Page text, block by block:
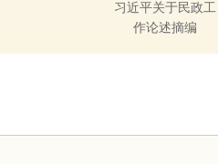
习近平关于民政工
作论述摘编